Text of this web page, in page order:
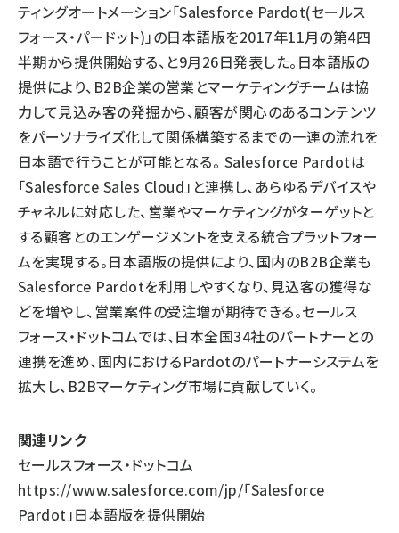
ティングオートメーション「Salesforce Pardot(セールス
フォース・パードット)」の日本語版を2017年11月の第4四
半期から提供開始する、と9月26日発表した。日本語版の
提供により、B2B企業の営業とマーケティングチームは協
力して見込み客の発掘から、顧客が関心のあるコンテンツ
をパーソナライズ化して関係構築するまでの一連の流れを
日本語で行うことが可能となる。 Salesforce Pardotは
「Salesforce Sales Cloud」と連携し、あらゆるデバイスや
チャネルに対応した、営業やマーケティングがターゲットと
する顧客とのエンゲージメントを支える統合プラットフォー
ムを実現する。日本語版の提供により、国内のB2B企業も
Salesforce Pardotを利用しやすくなり、見込客の獲得な
どを増やし、営業案件の受注増が期待できる。セールス
フォース・ドットコムでは、日本全国34社のパートナーとの
連携を進め、国内におけるPardotのパートナーシステムを
拡大し、B2Bマーケティング市場に貢献していく。
関連リンク
セールスフォース・ドットコム
https://www.salesforce.com/jp/「Salesforce
Pardot」日本語版を提供開始